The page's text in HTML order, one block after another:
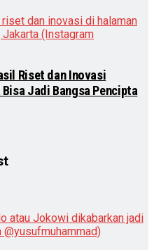
Riset dan Inovasi
Jadi Bangsa Pencipta